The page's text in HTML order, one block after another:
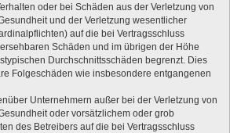
oder bei Schäden aus der Verletzung von
und der Verletzung wesentlicher
auf die bei Vertragsschluss
Schäden und im übrigen der Höhe
Durchschnittsschäden begrenzt. Dies
Folgeschäden wie insbesondere entgangenen
Unternehmern außer bei der Verletzung von
oder vorsätzlichem oder grob
des Betreibers auf die bei Vertragsschluss